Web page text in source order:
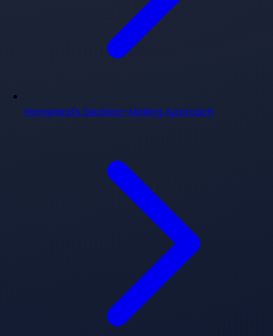
Homeland's Decision-Making Approach